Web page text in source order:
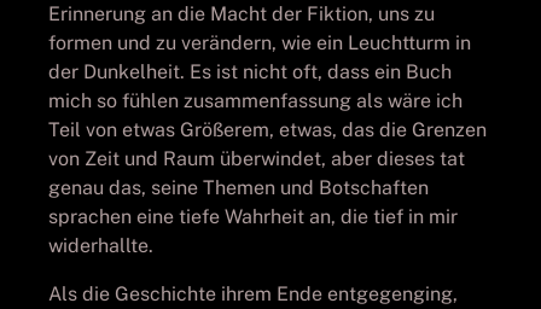
Erinnerung an die Macht der Fiktion, uns zu
formen und zu verändern, wie ein Leuchtturm in
der Dunkelheit. Es ist nicht oft, dass ein Buch
mich so fühlen zusammenfassung als wäre ich
Teil von etwas Größerem, etwas, das die Grenzen
von Zeit und Raum überwindet, aber dieses tat
genau das, seine Themen und Botschaften
sprachen eine tiefe Wahrheit an, die tief in mir
widerhallte.
Als die Geschichte ihrem Ende entgegenging,